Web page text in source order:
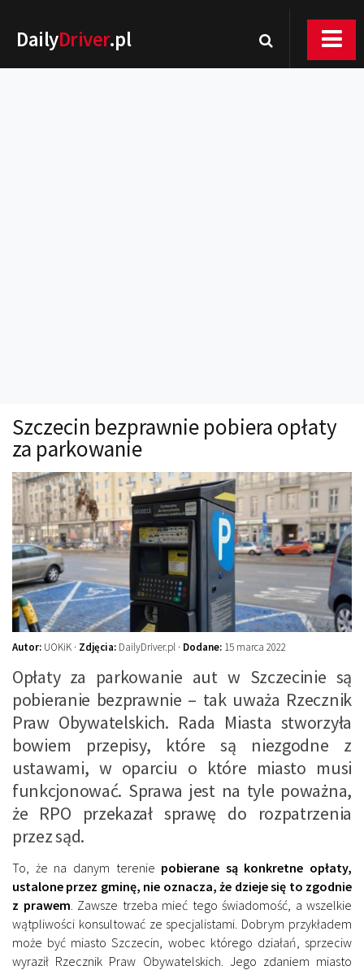
DailyDriver.pl
Technika jazdy
Oświetlenie
Kalkulatory
Przelicznik mocy
Auto z niemiec
Galerie
Szczecin bezprawnie pobiera opłaty
za parkowanie
Autor: UOKiK · Zdjęcia: DailyDriver.pl · Dodane: 15 marca 2022
Opłaty za parkowanie aut w Szczecinie są
pobieranie bezprawnie – tak uważa Rzecznik
Praw Obywatelskich. Rada Miasta stworzyła
bowiem przepisy, które są niezgodne z
ustawami, w oparciu o które miasto musi
funkcjonować. Sprawa jest na tyle poważna,
że RPO przekazał sprawę do rozpatrzenia
przez sąd.
To, że na danym terenie pobierane są konkretne opłaty,
ustalone przez gminę, nie oznacza, że dzieje się to zgodnie
z prawem . Zawsze trzeba mieć tego świadomość, a wszelkie
wątpliwości konsultować ze specjalistami. Dobrym przykładem
może być miasto Szczecin, wobec którego działań, sprzeciw
wyraził Rzecznik Praw Obywatelskich. Jego zdaniem miasto